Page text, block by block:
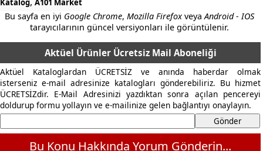
Katalog A101 Market
Bu sayfa en iyi Google Chrome,Mozilla Firefox veyaAndroid - IOS
tarayıcılarının güncel versiyonları ile görüntülenir.
Aktüel Ürünler Ücretsiz Mail Aboneliği
Aktüel Kataloglardan ÜCRETSİZ ve anında haberdar olmak
isterseniz e-mail adresinize katalogları gönderebiliriz. Bu hizmet
ÜCRETSİZdir. E-Mail Adresinizi yazdıktan sonra açılan pencereyi
doldurup formu yollayın ve e-mailinize gelen bağlantıyı onaylayın.
Bu Konu Hakkında Yorum Gönderin...